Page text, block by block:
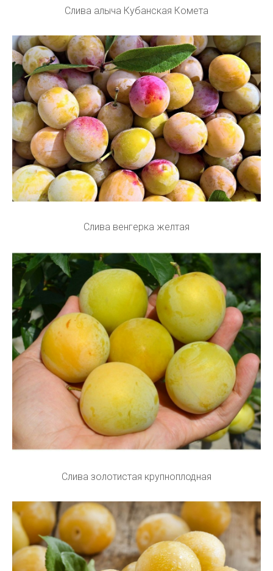
Слива алыча Кубанская Комета
Слива венгерка желтая
Слива золотистая крупноплодная